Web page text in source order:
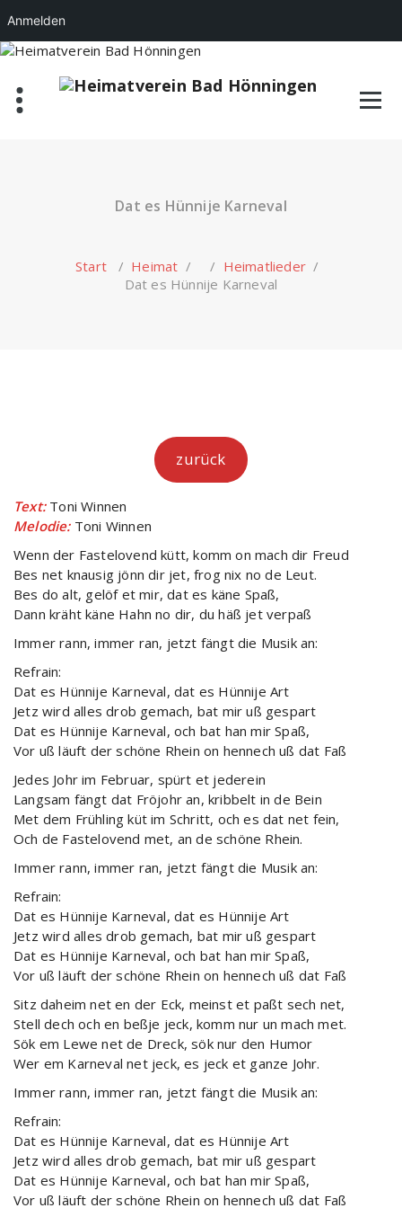
Anmelden
Zum
springen
Dat es Hünnije Karneval
Start/ Heimat / / Heimatlieder /
Dat es Hünnije Karneval
zurück
Text:Toni Winnen
Melodie:Toni Winnen
Wenn der Fastelovend kütt, komm on mach dir Freud
Bes net knausig jönn dir jet, frog nix no de Leut.
Bes do alt, gelöf et mir, dat es käne Spaß,
Dann kräht käne Hahn no dir, du häß jet verpaß
Immer rann, immer ran, jetzt fängt die Musik an:
Refrain:
Dat es Hünnije Karneval, dat es Hünnije Art
Jetz wird alles drob gemach, bat mir uß gespart
Dat es Hünnije Karneval, och bat han mir Spaß,
Vor uß läuft der schöne Rhein on hennech uß dat Faß
Jedes Johr im Februar, spürt et jederein
Langsam fängt dat Fröjohr an, kribbelt in de Bein
Met dem Frühling küt im Schritt, och es dat net fein,
Och de Fastelovend met, an de schöne Rhein.
Immer rann, immer ran, jetzt fängt die Musik an:
Refrain:
Dat es Hünnije Karneval, dat es Hünnije Art
Jetz wird alles drob gemach, bat mir uß gespart
Dat es Hünnije Karneval, och bat han mir Spaß,
Vor uß läuft der schöne Rhein on hennech uß dat Faß
Sitz daheim net en der Eck, meinst et paßt sech net,
Stell dech och en beßje jeck, komm nur un mach met.
Sök em Lewe net de Dreck, sök nur den Humor
Wer em Karneval net jeck, es jeck et ganze Johr.
Immer rann, immer ran, jetzt fängt die Musik an:
Refrain:
Dat es Hünnije Karneval, dat es Hünnije Art
Jetz wird alles drob gemach, bat mir uß gespart
Dat es Hünnije Karneval, och bat han mir Spaß,
Vor uß läuft der schöne Rhein on hennech uß dat Faß